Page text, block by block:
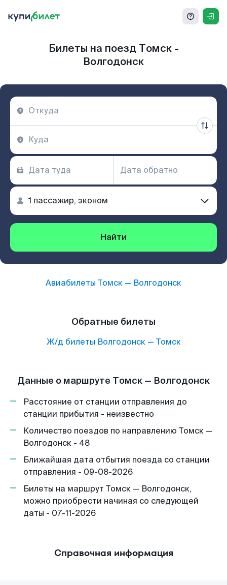
Билеты на поезд Томск -
Волгодонск
Найти
Авиабилеты Томск — Волгодонск
Обратные билеты
Ж/д билеты Волгодонск— Томск
Данные о маршруте Томск — Волгодонск
Расстояние от станции отправления до
станции прибытия - неизвестно
Количество поездов по направлению Томск —
Волгодонск - 48
Ближайшая дата отбытия поезда со станции
отправления - 09-08-2026
Билеты на маршрут Томск — Волгодонск,
можно приобрести начиная со следующей
даты - 07-11-2026
Справочная информация